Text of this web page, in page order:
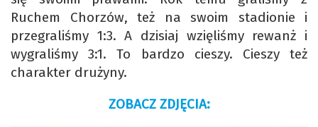
Ruchem Chorzów, też na swoim stadionie i
przegraliśmy 1:3. A dzisiaj wzięliśmy rewanż i
wygraliśmy 3:1. To bardzo cieszy. Cieszy też
charakter drużyny.
ZOBACZ ZDJĘCIA: